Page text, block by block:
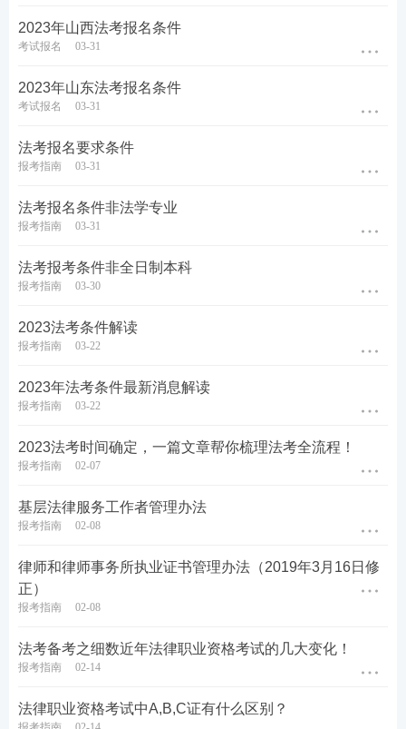
建立时间，你如果不记得具体时间判断不了是不是属
2、新人新办法
具备全日制普通高等学校法学类本科学历并获得学士
及以上学位，全日制普通高等学校非法学类本科及以
上学历并获得法律硕士、法学硕士及以上学位，全日
制普通高等学校非法学类本科及以上学历并获得相应
总结：
①全日制+法学本科√
√
针对①的说明：法学类专业：普通高等学校本科专业
目录中属于法学类专业，学科代码为 0301。
（教育部会对普通高等学校本科专业目录进行调整，
图示为 2022 年名单供参考，实际以最新版目录为
准。）
针对②的说明：
明，因为第一届非法本新人是 2018 年 9月份入学，读
经验要到 2025 年才有全日制非法本凭借三年法律工
2023年山西法考报名条件
考试报名 03-31
2023年山东法考报名条件
考试报名 03-31
法考报名要求条件
报考指南 03-31
法考报名条件非法学专业
报考指南 03-31
法考报考条件非全日制本科
报考指南 03-30
2023法考条件解读
报考指南 03-22
2023年法考条件最新消息解读
报考指南 03-22
2023法考时间确定，一篇文章帮你梳理法考全流程！
报考指南 02-07
基层法律服务工作者管理办法
报考指南 02-08
律师和律师事务所执业证书管理办法（2019年3月16日修
正）
报考指南 02-08
法考备考之细数近年法律职业资格考试的几大变化！
报考指南 02-14
法律职业资格考试中A,B,C证有什么区别？